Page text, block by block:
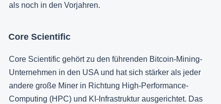
als noch in den Vorjahren.
Core Scientific
Core Scientific gehört zu den führenden Bitcoin-Mining-
Unternehmen in den USA und hat sich stärker als jeder
andere große Miner in Richtung High-Performance-
Computing (HPC) und KI-Infrastruktur ausgerichtet. Das